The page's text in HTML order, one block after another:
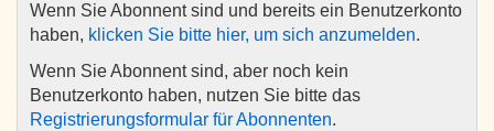
Wenn Sie Abonnent sind und bereits ein Benutzerkonto
haben, klicken Sie bitte hier, um sich anzumelden.
Wenn Sie Abonnent sind, aber noch kein
Benutzerkonto haben, nutzen Sie bitte das
Registrierungsformular für Abonnenten.